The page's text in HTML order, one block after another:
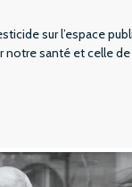
sur l’espace
santé et celle